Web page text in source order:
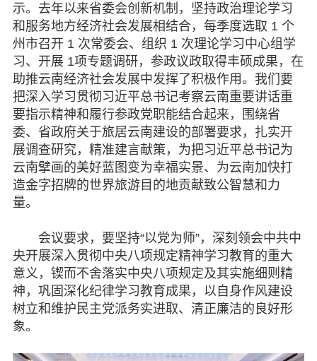
示。去年以来省委会创新机制，坚持政治理论学习
和服务地方经济社会发展相结合，每季度选取 1 个
州市召开 1 次常委会、组织 1 次理论学习中心组学
习、开展 1项专题调研，参政议政取得丰硕成果，在
助推云南经济社会发展中发挥了积极作用。我们要
把深入学习贯彻习近平总书记考察云南重要讲话重
要指示精神和履行参政党职能结合起来，围绕省
委、省政府关于旅居云南建设的部署要求，扎实开
展调查研究，精准建言献策，为把习近平总书记为
云南擘画的美好蓝图变为幸福实景、为云南加快打
造金字招牌的世界旅游目的地贡献致公智慧和力
量。
会议要求，要坚持“以党为师”，深刻领会中共中
央开展深入贯彻中央八项规定精神学习教育的重大
意义，锲而不舍落实中央八项规定及其实施细则精
神，巩固深化纪律学习教育成果，以自身作风建设
树立和维护民主党派务实进取、清正廉洁的良好形
象。